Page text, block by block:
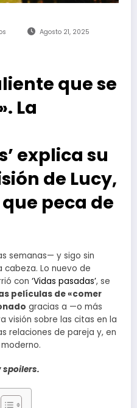
Agosto 21, 2025
que se
La
explica su
de Lucy,
peca de
semanas— y sigo sin
cabeza. Lo nuevo de
con ‘Vidas pasadas’, se
películas de «comer
gracias a —o más
visión sobre las citas en la
relaciones de pareja y, en
spoilers.